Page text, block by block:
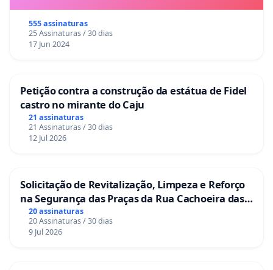
555 assinaturas
25 Assinaturas / 30 dias
17 Jun 2024
Petição contra a construção da estátua de Fidel
castro no mirante do Caju
21 assinaturas
21 Assinaturas / 30 dias
12 Jul 2026
Solicitação de Revitalização, Limpeza e Reforço
na Segurança das Praças da Rua Cachoeira das
Sete Ilhas
20 assinaturas
20 Assinaturas / 30 dias
9 Jul 2026